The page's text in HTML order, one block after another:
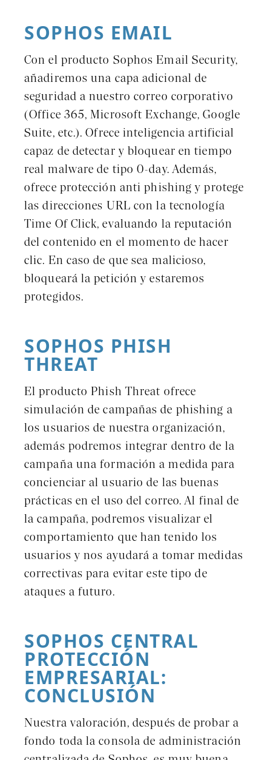
SOPHOS EMAIL
Con el producto Sophos Email Security,
añadiremos una capa adicional de
seguridad a nuestro correo corporativo
(Office 365, Microsoft Exchange, Google
Suite, etc.). Ofrece inteligencia artificial
capaz de detectar y bloquear en tiempo
real malware de tipo 0-day. Además,
ofrece protección anti phishing y protege
las direcciones URL con la tecnología
Time Of Click, evaluando la reputación
del contenido en el momento de hacer
clic. En caso de que sea malicioso,
bloqueará la petición y estaremos
protegidos.
SOPHOS PHISH
THREAT
El producto Phish Threat ofrece
simulación de campañas de phishing a
los usuarios de nuestra organización,
además podremos integrar dentro de la
campaña una formación a medida para
concienciar al usuario de las buenas
prácticas en el uso del correo. Al final de
la campaña, podremos visualizar el
comportamiento que han tenido los
usuarios y nos ayudará a tomar medidas
correctivas para evitar este tipo de
ataques a futuro.
SOPHOS CENTRAL
PROTECCIÓN
EMPRESARIAL:
CONCLUSIÓN
Nuestra valoración, después de probar a
fondo toda la consola de administración